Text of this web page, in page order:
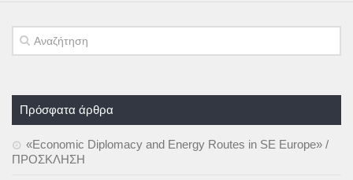
Πρόσφατα άρθρα
«Economic Diplomacy and Energy Routes in SE Europe» /
ΠΡΟΣΚΛΗΣΗ